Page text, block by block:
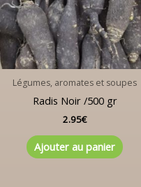
Légumes, aromates et soupes
Radis Noir /500 gr
2.95€
Ajouter au panier